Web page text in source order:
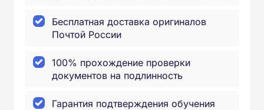
Бесплатная доставка оригиналов
Почтой России
100% прохождение проверки
документов на подлинность
Гарантия подтверждения обучения